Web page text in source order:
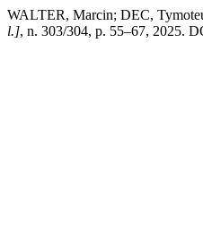
WALTER, Marcin; DEC,
l.], n. 303/304, p. 55–67, 2025.